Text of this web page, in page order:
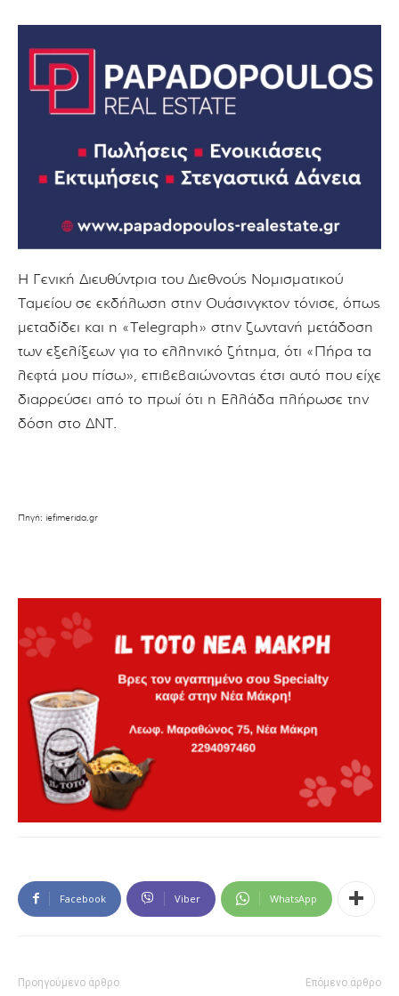
Η Γενική Διευθύντρια του Διεθνούς Νομισματικού
Ταμείου σε εκδήλωση στην Ουάσινγκτον τόνισε, όπως
μεταδίδει και η «Telegraph» στην ζωντανή μετάδοση
των εξελίξεων για το ελληνικό ζήτημα, ότι «Πήρα τα
λεφτά μου πίσω», επιβεβαιώνοντας έτσι αυτό που είχε
διαρρεύσει από το πρωί ότι η Ελλάδα πλήρωσε την
δόση στο ΔΝΤ.
Πηγή: iefimerida.gr
Facebook Viber WhatsApp
Προηγούμενο άρθρο Επόμενο άρθρο